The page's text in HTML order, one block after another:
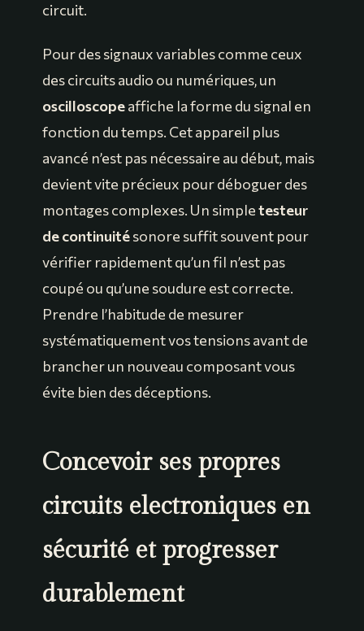
circuit.
Pour des signaux variables comme ceux
des circuits audio ou numériques, un
oscilloscopeaffiche la forme du signal en
fonction du temps. Cet appareil plus
avancé n’est pas nécessaire au début, mais
devient vite précieux pour déboguer des
montages complexes. Un simpletesteur
de continuitésonore suffit souvent pour
vérifier rapidement qu’un fil n’est pas
coupé ou qu’une soudure est correcte.
Prendre l’habitude de mesurer
systématiquement vos tensions avant de
brancher un nouveau composant vous
évite bien des déceptions.
Concevoir ses propres
circuits electroniques en
sécurité et progresser
durablement